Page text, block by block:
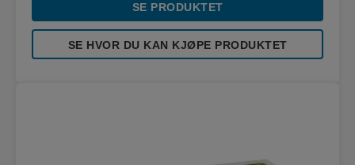
SE PRODUKTET
SE HVOR DU KAN KJØPE PRODUKTET